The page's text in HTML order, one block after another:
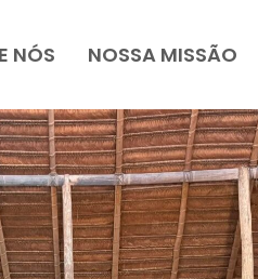
NÓS NOSSA MISSÃO